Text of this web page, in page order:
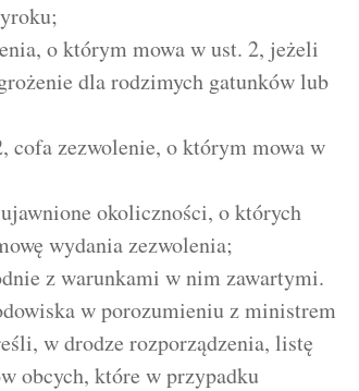
o którym mowa w ust. 2, jeżeli
dla rodzimych gatunków lub
cofa zezwolenie, o którym mowa w
okoliczności, o których
wydania zezwolenia;
z warunkami w nim zawartymi.
w porozumieniu z ministrem
w drodze rozporządzenia, listę
obcych, które w przypadku